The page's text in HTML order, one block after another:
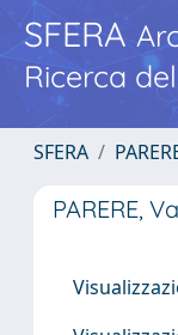
SFERA
Ricerca
SFERA
PARERE,